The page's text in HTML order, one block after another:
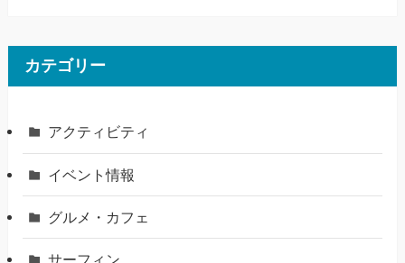
カテゴリー
アクティビティ
イベント情報
グルメ・カフェ
サーフィン